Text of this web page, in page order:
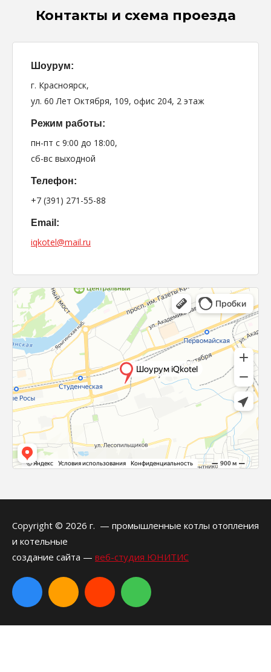
Контакты и схема проезда
Шоурум:
г. Красноярск,
ул. 60 Лет Октября, 109, офис 204, 2 этаж
Режим работы:
пн-пт с 9:00 до 18:00,
сб-вс выходной
Телефон:
+7 (391) 271-55-88
Email:
iqkotel@mail.ru
Copyright © 2026 г. — промышленные котлы отопления
и котельные
создание сайта — веб-студия ЮНИТИС